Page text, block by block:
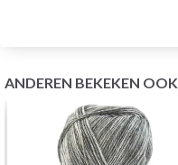
ANDEREN BEKEKEN OOK